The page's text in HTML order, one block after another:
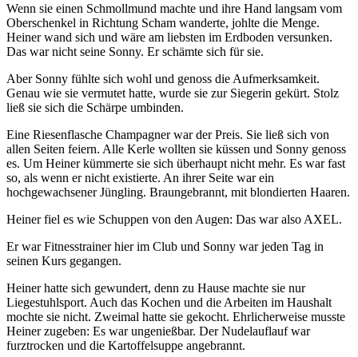
Wenn sie einen Schmollmund machte und ihre Hand langsam vom
Oberschenkel in Richtung Scham wanderte, johlte die Menge.
Heiner wand sich und wäre am liebsten im Erdboden versunken.
Das war nicht seine Sonny. Er schämte sich für sie.
Aber Sonny fühlte sich wohl und genoss die Aufmerksamkeit.
Genau wie sie vermutet hatte, wurde sie zur Siegerin gekürt. Stolz
ließ sie sich die Schärpe umbinden.
Eine Riesenflasche Champagner war der Preis. Sie ließ sich von
allen Seiten feiern. Alle Kerle wollten sie küssen und Sonny genoss
es. Um Heiner kümmerte sie sich überhaupt nicht mehr. Es war fast
so, als wenn er nicht existierte. An ihrer Seite war ein
hochgewachsener Jüngling. Braungebrannt, mit blondierten Haaren.
Heiner fiel es wie Schuppen von den Augen: Das war also AXEL.
Er war Fitnesstrainer hier im Club und Sonny war jeden Tag in
seinen Kurs gegangen.
Heiner hatte sich gewundert, denn zu Hause machte sie nur
Liegestuhlsport. Auch das Kochen und die Arbeiten im Haushalt
mochte sie nicht. Zweimal hatte sie gekocht. Ehrlicherweise musste
Heiner zugeben: Es war ungenießbar. Der Nudelauflauf war
furztrocken und die Kartoffelsuppe angebrannt.